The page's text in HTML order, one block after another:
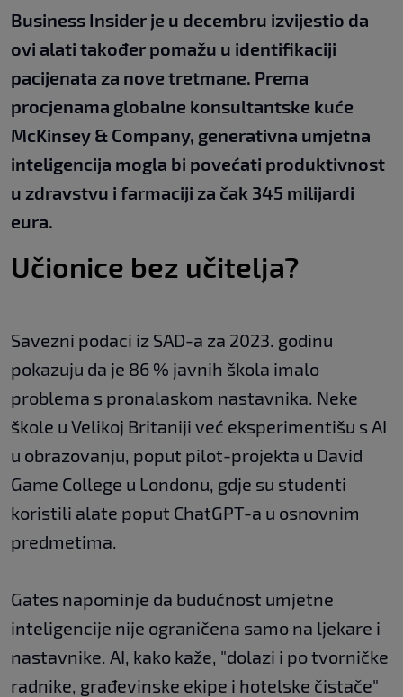
Business Insider je u decembru izvijestio da
ovi alati također pomažu u identifikaciji
pacijenata za nove tretmane. Prema
procjenama globalne konsultantske kuće
McKinsey & Company, generativna umjetna
inteligencija mogla bi povećati produktivnost
u zdravstvu i farmaciji za čak 345 milijardi
eura.
Učionice bez učitelja?
Savezni podaci iz SAD-a za 2023. godinu
pokazuju da je 86 % javnih škola imalo
problema s pronalaskom nastavnika. Neke
škole u Velikoj Britaniji već eksperimentišu s AI
u obrazovanju, poput pilot-projekta u David
Game College u Londonu, gdje su studenti
koristili alate poput ChatGPT-a u osnovnim
predmetima.
Gates napominje da budućnost umjetne
inteligencije nije ograničena samo na ljekare i
nastavnike. AI, kako kaže, "dolazi i po tvorničke
radnike, građevinske ekipe i hotelske čistače"